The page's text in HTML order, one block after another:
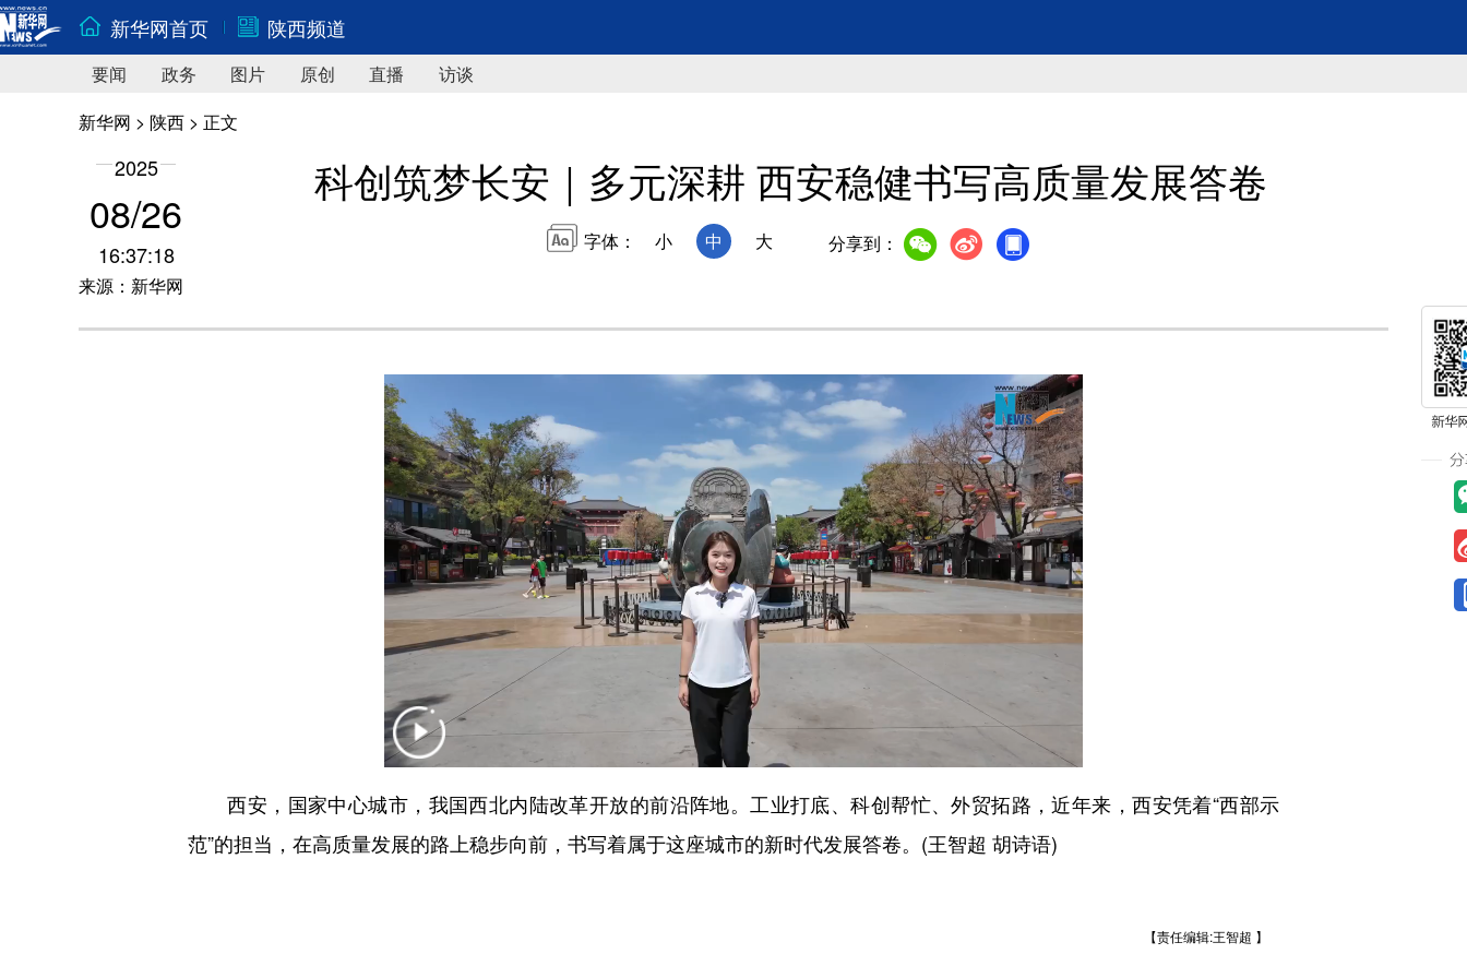
新华网首页 陕西频道
要闻 政务 图片 原创 直播
访谈
新华网 > 陕西 > 正文
2025
08/26
16:37:18
来源：新华网
科创筑梦长安｜多元深耕 西安稳健书写高质量发展答卷
字体： 小 中 大 分享到：
西安，国家中心城市，我国西北内陆改革开放的前沿阵地。工业打底、科创帮忙、外贸拓路，近年来，西安凭着“西部示
范”的担当，在高质量发展的路上稳步向前，书写着属于这座城市的新时代发展答卷。(王智超 胡诗语)
【责任编辑:王智超 】